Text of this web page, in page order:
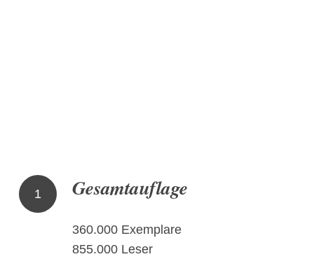
1 Gesamtauflage
360.000 Exemplare
855.000 Leser